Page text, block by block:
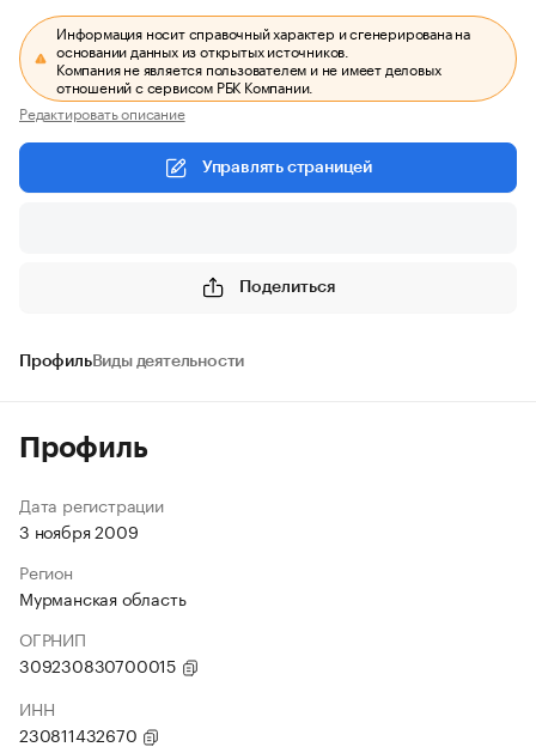
Информация носит справочный характер и сгенерирована на
основании данных из открытых источников.
Компания не является пользователем и не имеет деловых
отношений с сервисом РБК Компании.
Редактировать описание
Управлять страницей
Поделиться
ПрофильВиды деятельности
Профиль
Дата регистрации
3 ноября 2009
Регион
Мурманская область
ОГРНИП
309230830700015
ИНН
230811432670